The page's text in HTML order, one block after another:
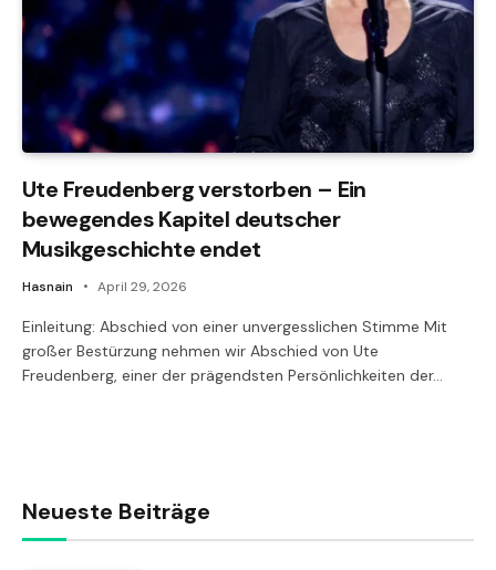
Ute Freudenberg verstorben – Ein
bewegendes Kapitel deutscher
Musikgeschichte endet
Hasnain April 29, 2026
Einleitung: Abschied von einer unvergesslichen Stimme Mit
großer Bestürzung nehmen wir Abschied von Ute
Freudenberg, einer der prägendsten Persönlichkeiten der…
Neueste Beiträge